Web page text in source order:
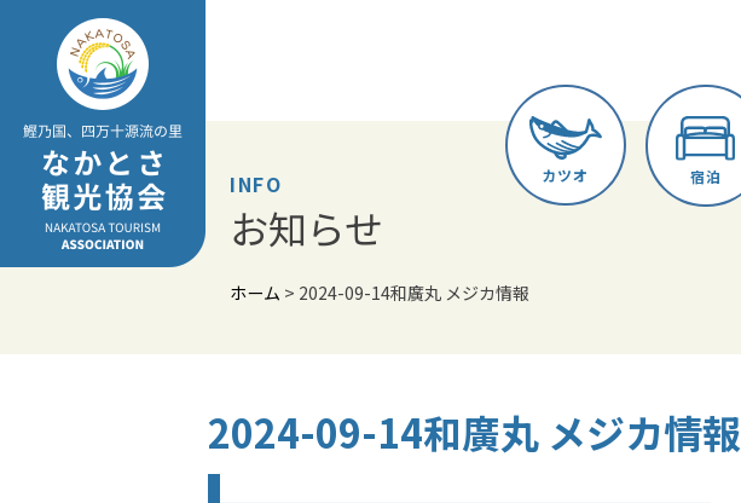
content
カツオ 宿泊
INFO
お知らせ
ホーム > 2024-09-14和廣丸 メジカ情報
2024-09-14和廣丸 メジカ情報